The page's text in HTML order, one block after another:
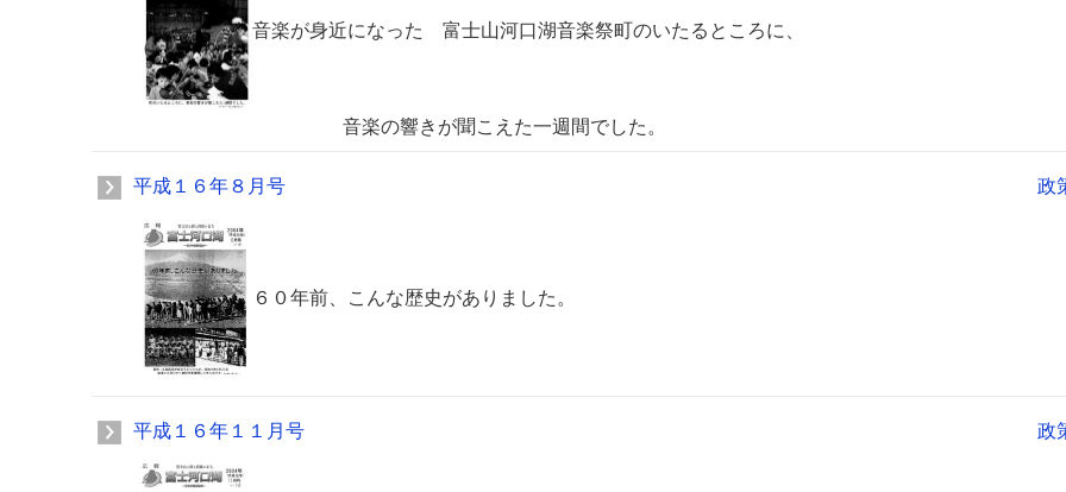
音楽が身近になった 富士山河口湖音楽祭町のいたるところに、
音楽の響きが聞こえた一週間でした。
平成１６年８月号 政
６０年前、こんな歴史がありました。
平成１６年１１月号 政